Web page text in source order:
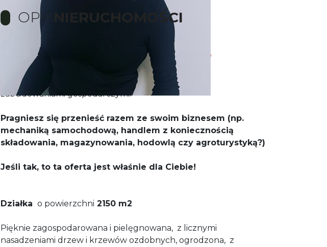
OPIS NIERUCHOMOŚCI
*** TYLKO W HOME PARK NIERUCHOMOŚCI !!! ***
Oferuję do sprzedaży siedlisko z domem i wieloma
zabudowaniami gospodarczymi!
Pragniesz się przenieść razem ze swoim biznesem (np.
mechaniką samochodową, handlem z koniecznością
składowania, magazynowania, hodowlą czy agroturystyką?)
Jeśli tak, to ta oferta jest właśnie dla Ciebie!
Działka o powierzchni 2150 m2
Pięknie zagospodarowana i pielęgnowana, z licznymi
nasadzeniami drzew i krzewów ozdobnych, ogrodzona, z